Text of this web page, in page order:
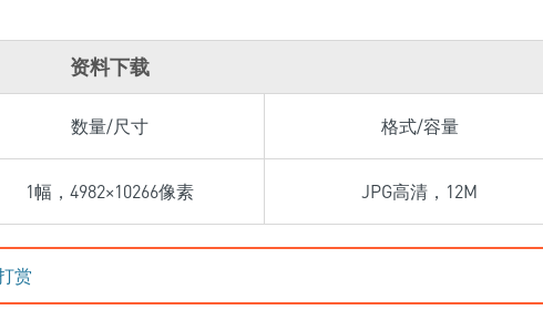
资料下载
数量/尺寸 格式/容量
1幅，4982×10266像素 JPG高清，12M
赏